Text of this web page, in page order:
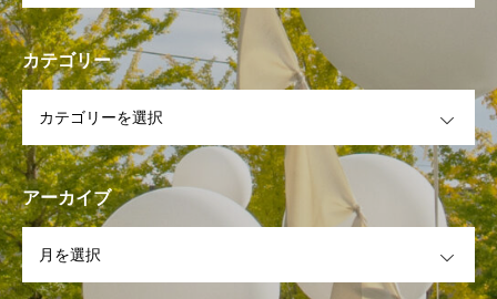
カテゴリー
アーカイブ